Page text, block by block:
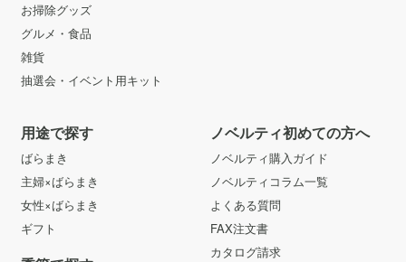
お掃除グッズ
グルメ・食品
雑貨
抽選会・イベント用キット
用途で探す
ばらまき
主婦×ばらまき
女性×ばらまき
ギフト
ノベルティ初めての方へ
ノベルティ購入ガイド
ノベルティコラム一覧
よくある質問
FAX注文書
カタログ請求